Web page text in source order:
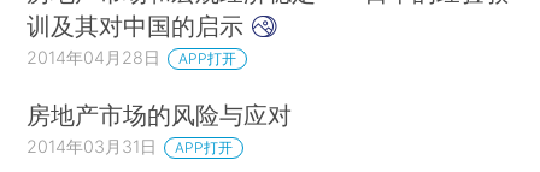
训及其对中国的启示
2014年04月28日 APP打开
房地产市场的风险与应对
2014年03月31日 APP打开